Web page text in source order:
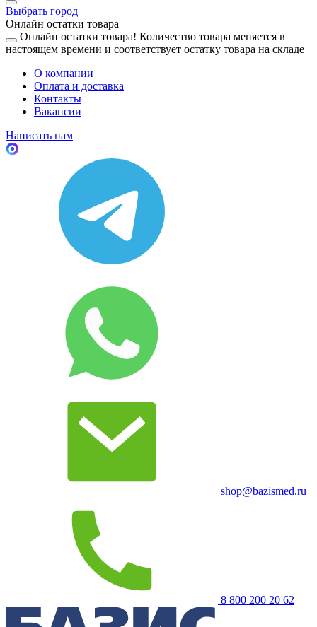
Выбрать город
Онлайн остатки товара
Онлайн остатки товара! Количество товара меняется в
настоящем времени и соответствует остатку товара на складе
О компании
Оплата и доставка
Контакты
Вакансии
Написать нам
shop@bazismed.ru
8 800 200 20 62